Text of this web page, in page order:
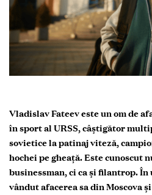
Vladislav Fateev este un om de
în sport al URSS, câștigător
sovietice la patinaj viteză,
hochei pe gheață. Este cunoscut
businessman, ci ca și filantrop. În
vândut afacerea sa din Moscova